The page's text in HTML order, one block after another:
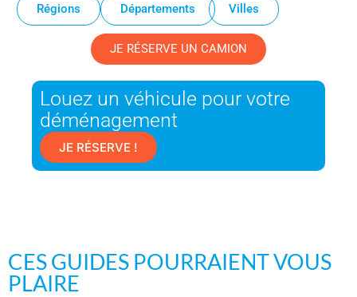
Régions Départements Villes
JE RÉSERVE UN CAMION
Louez un véhicule pour votre
déménagement
JE RÉSERVE !
CES GUIDES POURRAIENT VOUS
PLAIRE